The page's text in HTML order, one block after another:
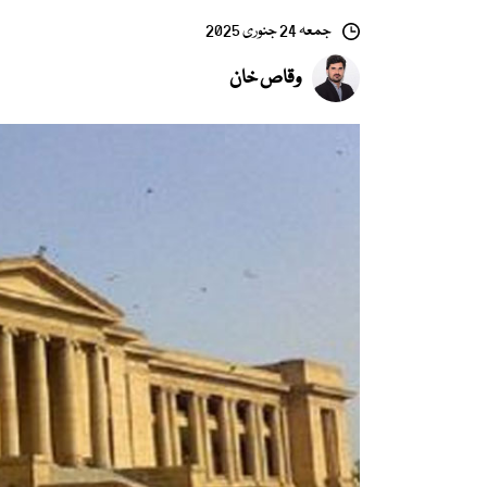
جمعہ 24 جنوری 2025
وقاص خان